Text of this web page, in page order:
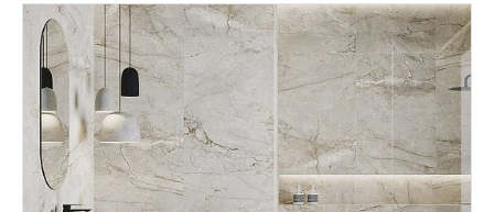
Стилі: Під камінь;
Кольори: